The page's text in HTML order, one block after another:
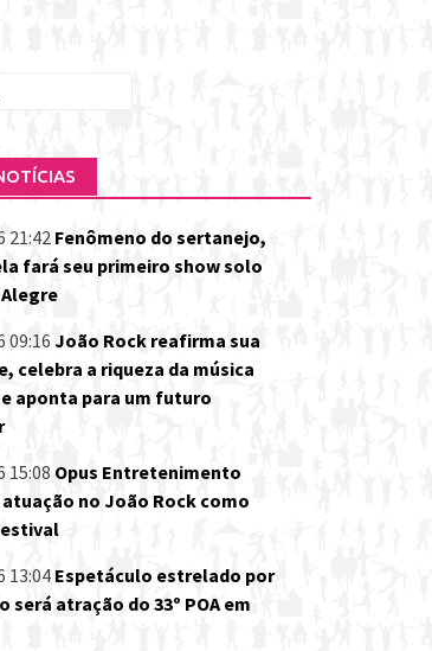
21:42 Fenômeno do sertanejo,
fará seu primeiro show solo
09:16João Rock reafirma sua
celebra a riqueza da música
aponta para um futuro
15:08 Opus Entretenimento
no João Rock como
13:04 Espetáculo estrelado por
será atração do 33º POA em